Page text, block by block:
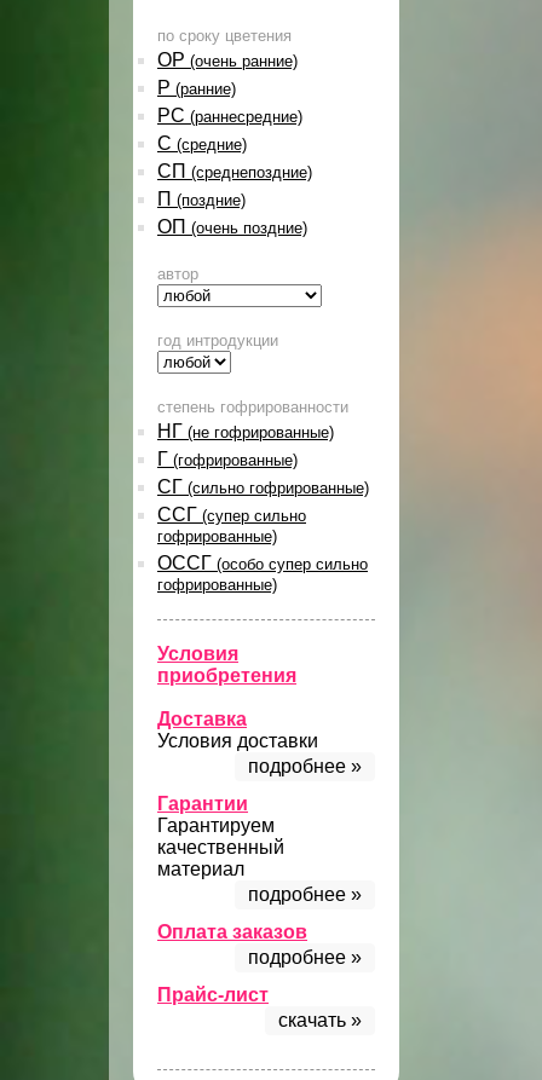
по сроку цветения
ОР (очень ранние)
Р (ранние)
РС (раннесредние)
С (средние)
СП (среднепоздние)
П (поздние)
ОП (очень поздние)
автор
год интродукции
степень гофрированности
НГ (не гофрированные)
Г (гофрированные)
СГ (сильно гофрированные)
ССГ (супер сильно
гофрированные)
ОССГ (особо супер сильно
гофрированные)
Условия
приобретения
Доставка
Условия доставки
подробнее »
Гарантии
Гарантируем
качественный
материал
подробнее »
Оплата заказов
подробнее »
Прайс-лист
скачать »